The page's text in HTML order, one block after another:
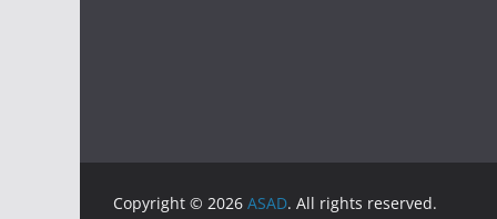
Copyright © 2026 ASAD. All rights reserved.